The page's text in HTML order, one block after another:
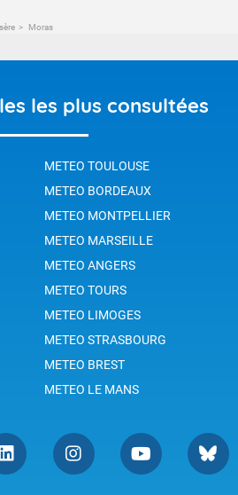
Moras
les plus consultées
METEO TOULOUSE
METEO BORDEAUX
METEO MONTPELLIER
METEO MARSEILLE
METEO ANGERS
METEO TOURS
METEO LIMOGES
METEO STRASBOURG
METEO BREST
METEO LE MANS